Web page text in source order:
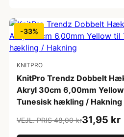
-33%
KNITPRO
KnitPro Trendz Dobbelt
Akryl 30cm 6,00mm
Tunesisk hækling / Hakning
VEJL. PRIS 48,00 kr31,95 kr